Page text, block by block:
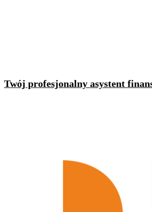
Twój profesjonalny asystent